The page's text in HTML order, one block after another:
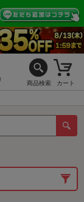
商品検索 カート